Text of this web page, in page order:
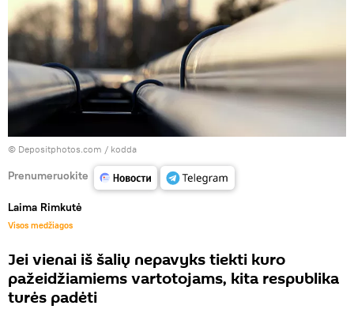
© Depositphotos.com / kodda
Prenumeruokite
Laima Rimkutė
Visos medžiagos
Jei vienai iš šalių nepavyks tiekti kuro
pažeidžiamiems vartotojams, kita respublika
turės padėti